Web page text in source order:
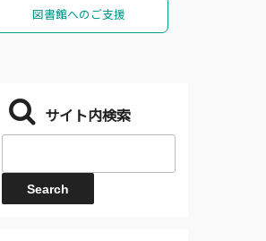
図書館へのご支援
サイト内検索